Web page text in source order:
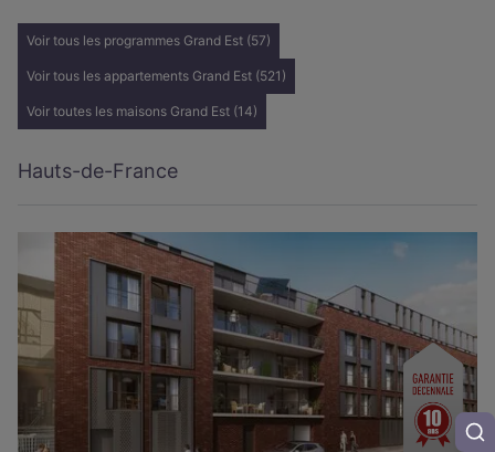
Voir tous les programmes Grand Est (57)
Voir tous les appartements Grand Est (521)
Voir toutes les maisons Grand Est (14)
Hauts-de-France